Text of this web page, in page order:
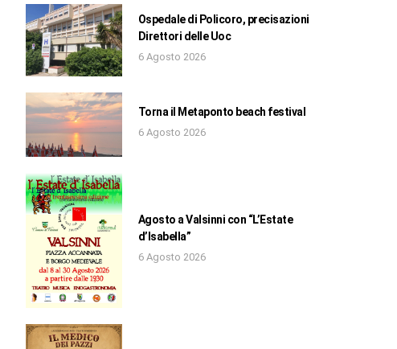
Ospedale di Policoro, precisazioni
Direttori delle Uoc
6 Agosto 2026
Torna il Metaponto beach festival
6 Agosto 2026
Agosto a Valsinni con “L’Estate
d’Isabella”
6 Agosto 2026